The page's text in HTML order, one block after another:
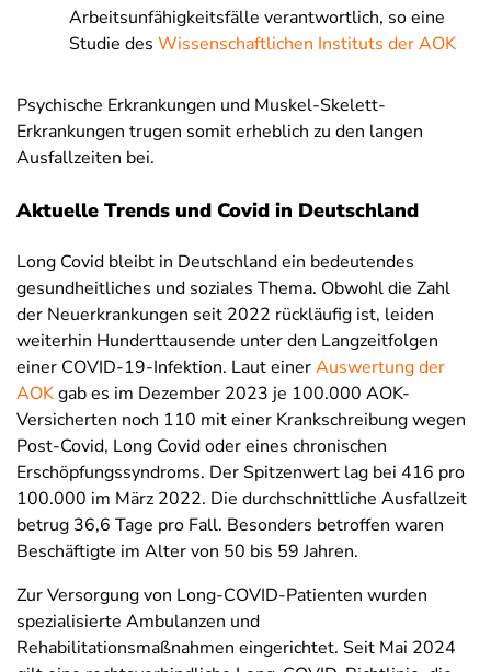
Arbeitsunfähigkeitsfälle verantwortlich, so eine
Studie des Wissenschaftlichen Instituts der AOK
Psychische Erkrankungen und Muskel-Skelett-
Erkrankungen trugen somit erheblich zu den langen
Ausfallzeiten bei.
Aktuelle Trends und Covid in Deutschland
Long Covid bleibt in Deutschland ein bedeutendes
gesundheitliches und soziales Thema. Obwohl die Zahl
der Neuerkrankungen seit 2022 rückläufig ist, leiden
weiterhin Hunderttausende unter den Langzeitfolgen
einer COVID-19-Infektion. Laut einerAuswertung der
AOKgab es im Dezember 2023 je 100.000 AOK-
Versicherten noch 110 mit einer Krankschreibung wegen
Post-Covid, Long Covid oder eines chronischen
Erschöpfungssyndroms. Der Spitzenwert lag bei 416 pro
100.000 im März 2022. Die durchschnittliche Ausfallzeit
betrug 36,6 Tage pro Fall. Besonders betroffen waren
Beschäftigte im Alter von 50 bis 59 Jahren.
Zur Versorgung von Long-COVID-Patienten wurden
spezialisierte Ambulanzen und
Rehabilitationsmaßnahmen eingerichtet. Seit Mai 2024